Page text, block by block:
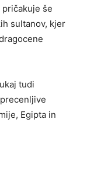
še
sultanov, kjer
tudi
Egipta in